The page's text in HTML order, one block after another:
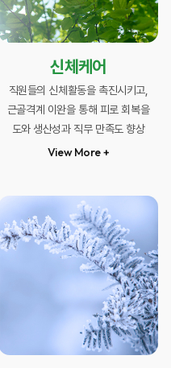
신체케어
직원들의 신체활동을 촉진시키고,
근골격계 이완을 통해 피로 회복을
도와 생산성과 직무 만족도 향상
View More +